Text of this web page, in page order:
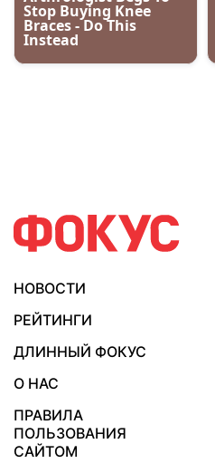
НОВОСТИ
РЕЙТИНГИ
ДЛИННЫЙ ФОКУС
О НАС
ПРАВИЛА
ПОЛЬЗОВАНИЯ
САЙТОМ